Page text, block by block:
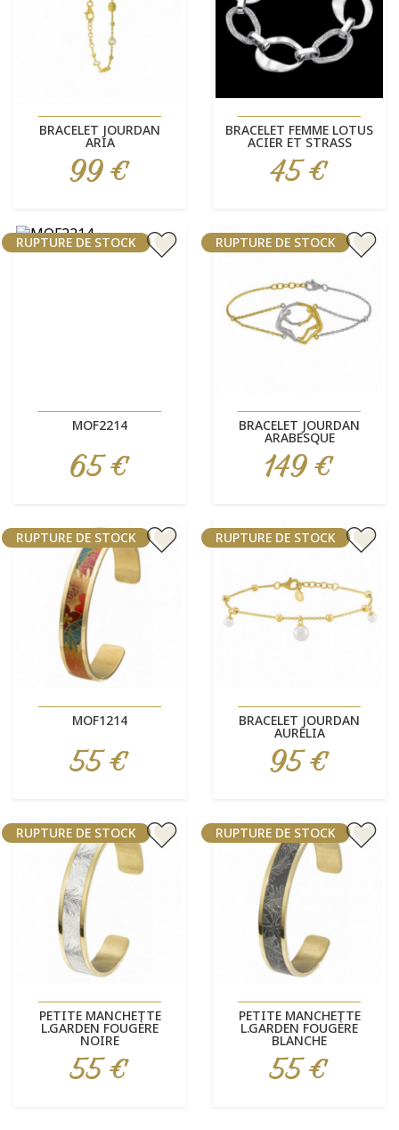
BRACELET JOURDAN
ARIA
Prix
99 €
BRACELET FEMME LOTUS
ACIER ET STRASS
Prix
45 €
MOF2214
Prix
65 €
RUPTURE DE STOCK
BRACELET JOURDAN
ARABESQUE
Prix
149 €
RUPTURE DE STOCK
MOF1214
Prix
55 €
RUPTURE DE STOCK
BRACELET JOURDAN
AURELIA
Prix
95 €
RUPTURE DE STOCK
PETITE MANCHETTE
L.GARDEN FOUGÈRE
NOIRE
Prix
55 €
RUPTURE DE STOCK
PETITE MANCHETTE
L.GARDEN FOUGÈRE
BLANCHE
Prix
55 €
RUPTURE DE STOCK